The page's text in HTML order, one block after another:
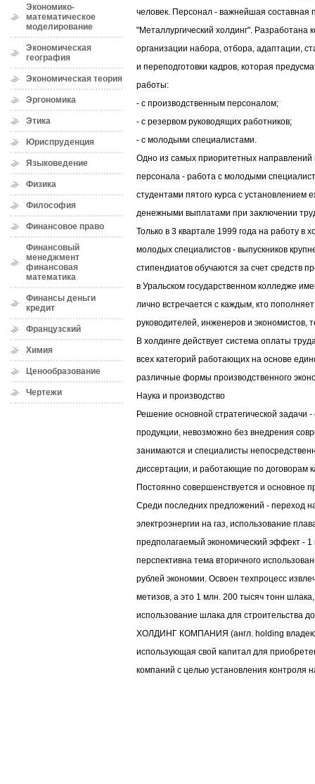
Экономико-
математическое
моделирование
Экономическая
география
Экономическая теория
Эргономика
Этика
Юриспруденция
Языковедение
Физика
Философия
Финансовое право
Финансовый
менеджмент
финансовая
математика
Финансы деньги
кредит
Французский
Химия
Ценообразование
Чертежи
человек. Персонал - важнейшая составная
"Металлургический холдинг". Разработана
организации набора, отбора, адаптации,
и переподготовки кадров, которая
работы:
- с производственным персоналом;
- с резервом руководящих работников;
- с молодыми специалистами.
Одно из самых приоритетных направлений
персонала - работа с молодыми
студентами пятого курса с
денежными выплатами при заключении
Только в 3 квартале 1999 года на работу в
молодых специалистов - выпускников
стипендиатов обучаются за счет средств
в Уральском государственном колледже
лично встречается с каждым, кто
руководителей, инженеров и экономистов,
В холдинге действует система оплаты
всех категорий работающих на основе
различные формы производственного
Наука и производство
Решение основной стратегической
продукции, невозможно без внедрения
занимаются и специалисты
диссертации, и работающие по договорам
Постоянно совершенствуется и основное
Среди последних предложений - переход
электроэнергии на газ, использование
предполагаемый экономический эффект -
перспективна тема вторичного
рублей экономии. Освоен техпроцесс
метизов, а это 1 млн. 200 тысяч тонн
использование шлака для строительства
ХОЛДИНГ КОМПАНИЯ (англ. holding
использующая свой капитал для
компаний с целью установления контроля